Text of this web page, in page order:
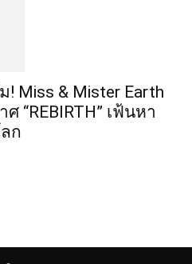
Miss & Mister Earth
“REBIRTH” เฟ้นหา
ก